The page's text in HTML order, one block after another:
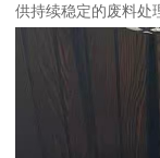
供持续稳定的废料处